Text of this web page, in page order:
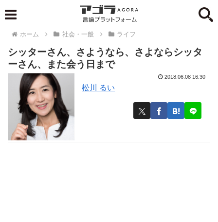
ホーム 社会・一般 ライフ
シッターさん、さようなら、さよならシッタ
ーさん、また会う日まで
松川 るい
2018.06.08 16:30